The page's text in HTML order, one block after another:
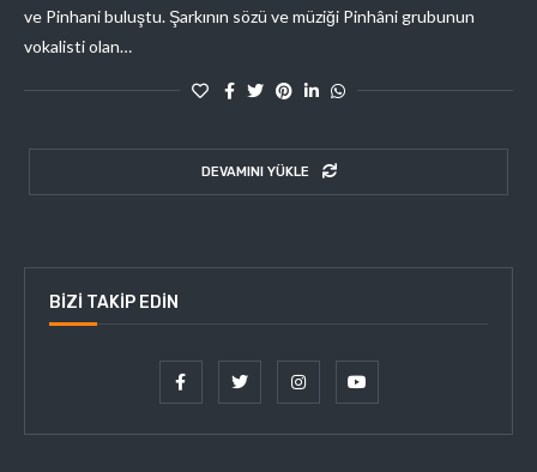
ve Pinhani buluştu. Şarkının sözü ve müziği Pinhâni grubunun
vokalisti olan…
DEVAMINI YÜKLE
BIZI TAKIP EDIN